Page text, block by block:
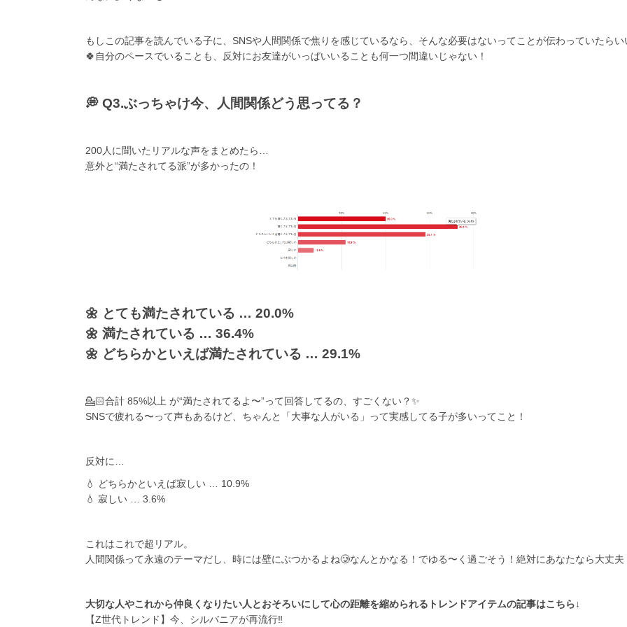
もしこの記事を読んでいる子に、SNSや人間関係で焦りを感じているなら、そんな必要はないってことが伝わっていたらい
🍀自分のペースでいることも、反対にお友達がいっぱいいることも何一つ間違いじゃない！
💭 Q3.ぶっちゃけ今、人間関係どう思ってる？
200人に聞いたリアルな声をまとめたら…
意外と“満たされてる派”が多かったの！
🌼 とても満たされている … 20.0%
🌼 満たされている … 36.4%
🌼 どちらかといえば満たされている … 29.1%
💁🏻️合計 85%以上 が“満たされてるよ〜”って回答してるの、すごくない？✨
SNSで疲れる〜って声もあるけど、ちゃんと「大事な人がいる」って実感してる子が多いってこと！
反対に…
💧 どちらかといえば寂しい … 10.9%
💧 寂しい … 3.6%
これはこれで超リアル。
人間関係って永遠のテーマだし、時には壁にぶつかるよね🥲なんとかなる！でゆる〜く過ごそう！絶対にあなたなら大丈夫
大切な人やこれから仲良くなりたい人とおそろいにして心の距離を縮められるトレンドアイテムの記事はこちら↓
【Z世代トレンド】今、シルバニアが再流行‼️